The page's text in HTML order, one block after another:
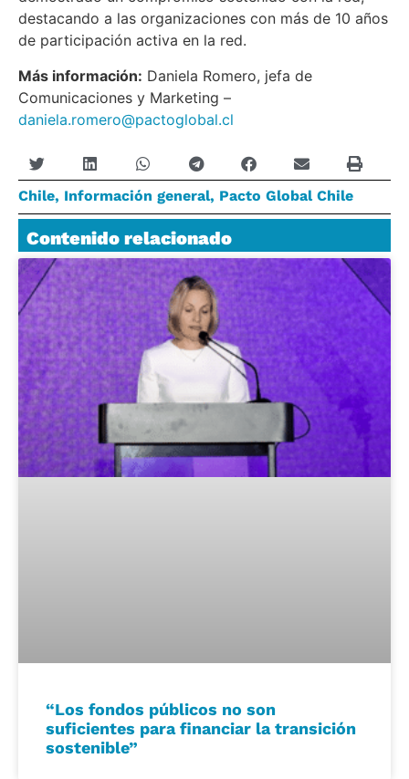
destacando a las organizaciones con más de 10 años
de participación activa en la red.
Más información: Daniela Romero, jefa de
Comunicaciones y Marketing –
daniela.romero@pactoglobal.cl
Chile, Información general, Pacto Global Chile
Contenido relacionado
“Los fondos públicos no son
suficientes para financiar la transición
sostenible”